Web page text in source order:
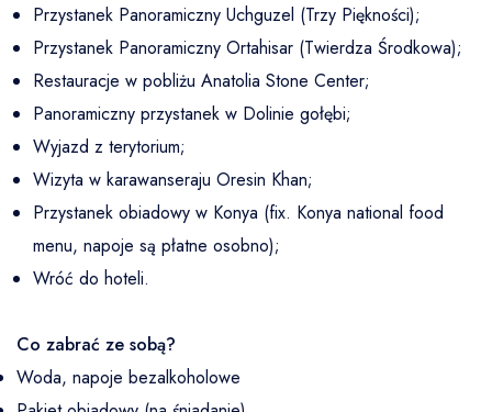
Przystanek Panoramiczny Uchguzel (Trzy Piękności);
Przystanek Panoramiczny Ortahisar (Twierdza Środkowa);
Restauracje w pobliżu Anatolia Stone Center;
Panoramiczny przystanek w Dolinie gołębi;
Wyjazd z terytorium;
Wizyta w karawanseraju Oresin Khan;
Przystanek obiadowy w Konya (fix. Konya national food
menu, napoje są płatne osobno);
Wróć do hoteli.
Co zabrać ze sobą?
Woda, napoje bezalkoholowe